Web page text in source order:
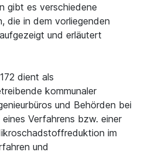
gibt es verschiedene
die in dem vorliegenden
und erläutert
dient als
kommunaler
und Behörden bei
Verfahrens bzw. einer
im
und